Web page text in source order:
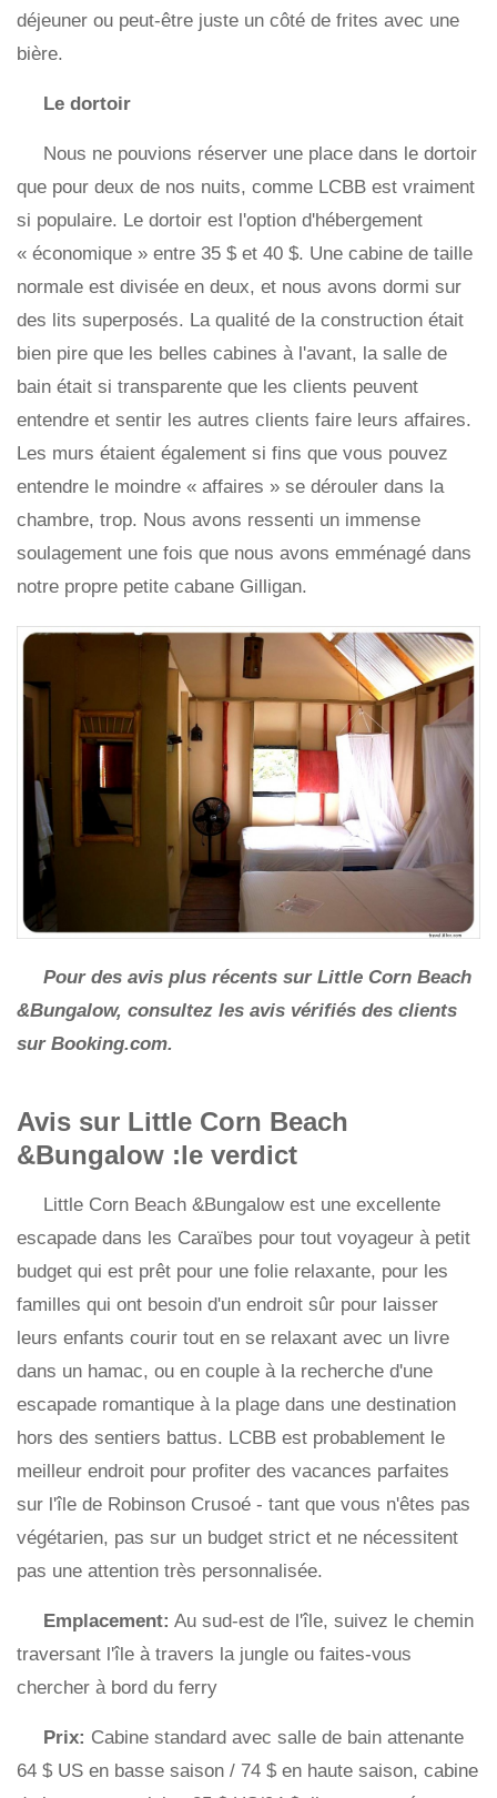
déjeuner ou peut-être juste un côté de frites avec une
bière.
Le dortoir
Nous ne pouvions réserver une place dans le dortoir
que pour deux de nos nuits, comme LCBB est vraiment
si populaire. Le dortoir est l'option d'hébergement
« économique » entre 35 $ et 40 $. Une cabine de taille
normale est divisée en deux, et nous avons dormi sur
des lits superposés. La qualité de la construction était
bien pire que les belles cabines à l'avant, la salle de
bain était si transparente que les clients peuvent
entendre et sentir les autres clients faire leurs affaires.
Les murs étaient également si fins que vous pouvez
entendre le moindre « affaires » se dérouler dans la
chambre, trop. Nous avons ressenti un immense
soulagement une fois que nous avons emménagé dans
notre propre petite cabane Gilligan.
Pour des avis plus récents sur Little Corn Beach
&Bungalow, consultez les avis vérifiés des clients
sur Booking.com.
Avis sur Little Corn Beach
&Bungalow :le verdict
Little Corn Beach &Bungalow est une excellente
escapade dans les Caraïbes pour tout voyageur à petit
budget qui est prêt pour une folie relaxante, pour les
familles qui ont besoin d'un endroit sûr pour laisser
leurs enfants courir tout en se relaxant avec un livre
dans un hamac, ou en couple à la recherche d'une
escapade romantique à la plage dans une destination
hors des sentiers battus. LCBB est probablement le
meilleur endroit pour profiter des vacances parfaites
sur l'île de Robinson Crusoé - tant que vous n'êtes pas
végétarien, pas sur un budget strict et ne nécessitent
pas une attention très personnalisée.
Emplacement: Au sud-est de l'île, suivez le chemin
traversant l'île à travers la jungle ou faites-vous
chercher à bord du ferry
Prix: Cabine standard avec salle de bain attenante
64 $ US en basse saison / 74 $ en haute saison, cabine